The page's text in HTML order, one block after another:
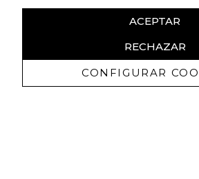
ACEPTAR
RECHAZAR
CONFIGURAR